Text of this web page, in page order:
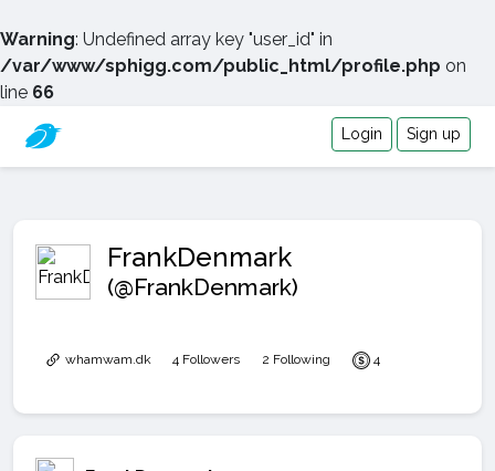
Warning: Undefined array key "user_id" in
/var/www/sphigg.com/public_html/profile.php on
line 66
Login Sign up
FrankDenmark
(@FrankDenmark)
whamwam.dk 4 Followers 2 Following 4